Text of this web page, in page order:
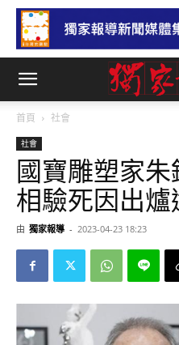
首頁 社會
社會
國寶雕塑家
相驗死因出
由 獨家報導 - 2023-04-23 18:23